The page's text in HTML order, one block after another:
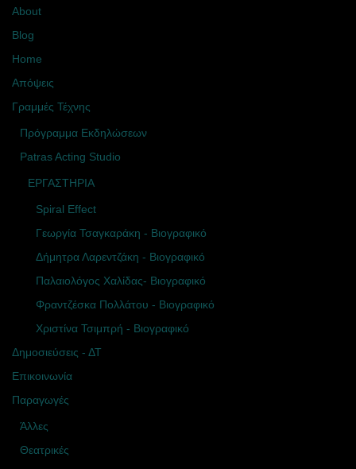
About
Blog
Home
Απόψεις
Γραμμές Τέχνης
Πρόγραμμα Εκδηλώσεων
Patras Acting Studio
ΕΡΓΑΣΤΗΡΙΑ
Spiral Effect
Γεωργία Τσαγκαράκη - Βιογραφικό
Δήμητρα Λαρεντζάκη - Βιογραφικό
Παλαιολόγος Χαλίδας- Βιογραφικό
Φραντζέσκα Πολλάτου - Βιογραφικό
Χριστίνα Τσιμπρή - Βιογραφικό
Δημοσιεύσεις - ΔΤ
Επικοινωνία
Παραγωγές
Άλλες
Θεατρικές